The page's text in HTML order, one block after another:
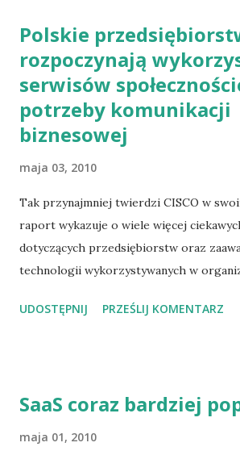
Polskie
rozpoczynają
serwisów
potrzeby komunikacji
biznesowej
maja 03, 2010
Tak przynajmniej twierdzi CISCO w
raport wykazuje o wiele więcej
dotyczących przedsiębiorstw oraz
technologii wykorzystywanych w
422a.html
UDOSTĘPNIJ PRZEŚLIJ KOMENTARZ
SaaS coraz bardziej
maja 01, 2010